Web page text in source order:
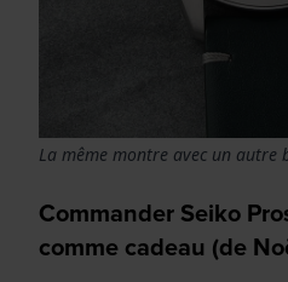
La même montre avec un autre
Commander Seiko
comme cadeau (de